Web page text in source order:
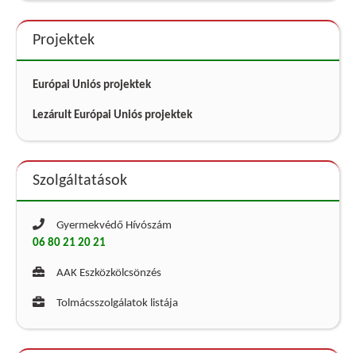
Projektek
Európai Uniós projektek
Lezárult Európai Uniós projektek
Szolgáltatások
Gyermekvédő Hívószám
06 80 21 20 21
AAK Eszközkölcsönzés
Tolmácsszolgálatok listája